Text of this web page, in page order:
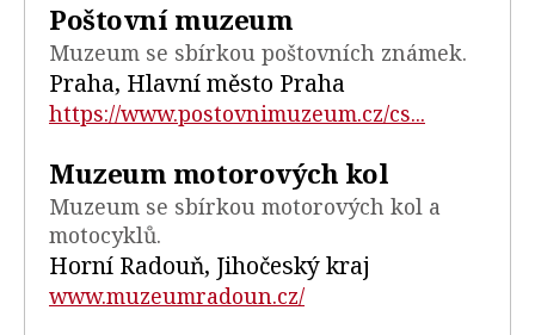
Poštovní muzeum
Muzeum se sbírkou poštovních známek.
Praha, Hlavní město Praha
https://www.postovnimuzeum.cz/cs...
Muzeum motorových kol
Muzeum se sbírkou motorových kol a
motocyklů.
Horní Radouň, Jihočeský kraj
www.muzeumradoun.cz/